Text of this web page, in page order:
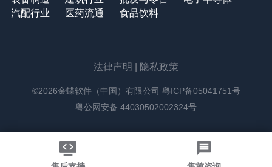
汽配行业
医药流通 食品饮料
法律声明 隐私政策
©2026金蝶软件（中国）有限公司 粤ICP备05041751号
粤公网安备 44030502002324号